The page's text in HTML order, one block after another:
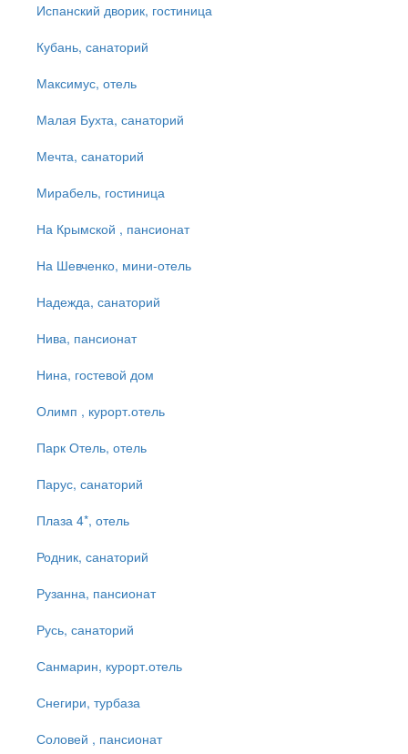
Испанский дворик, гостиница
Кубань, санаторий
Максимус, отель
Малая Бухта, санаторий
Мечта, санаторий
Мирабель, гостиница
На Крымской , пансионат
На Шевченко, мини-отель
Надежда, санаторий
Нива, пансионат
Нина, гостевой дом
Олимп , курорт.отель
Парк Отель, отель
Парус, санаторий
Плаза 4*, отель
Родник, санаторий
Рузанна, пансионат
Русь, санаторий
Санмарин, курорт.отель
Снегири, турбаза
Соловей , пансионат